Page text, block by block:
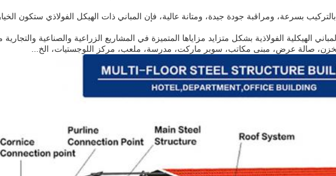
بسرعة، ومراقبة جودة جيدة، ومتانة عالية، فإن المباني ذات الهيكل الفولاذي ستكون الخيار
الهيكلية الفولاذية بشكل متزايد مزاياها المتميزة في المشاريع الزراعية والصناعية والتجارية
صالة عرض، مبنى مكاتب، سوبر ماركت، مدرسة، ملعب، مركز اللوجستيات، الخ...